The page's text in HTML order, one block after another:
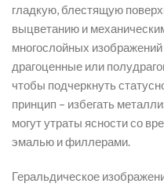
гладкую, блестящую
выцветанию и
многослойных
драгоценные или
чтобы подчеркнуть
принцип – избегать
могут утраты ясности со
эмалью и филлерами.
Геральдическое